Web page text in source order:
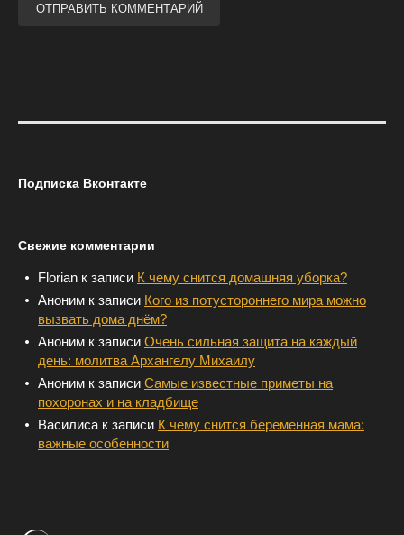
Подписка Вконтакте
Свежие комментарии
Florian к записи К чему снится домашняя уборка?
Аноним к записи Кого из потустороннего мира можно
вызвать дома днём?
Аноним к записи Очень сильная защита на каждый
день: молитва Архангелу Михаилу
Аноним к записи Самые известные приметы на
похоронах и на кладбище
Василиса к записи К чему снится беременная мама:
важные особенности